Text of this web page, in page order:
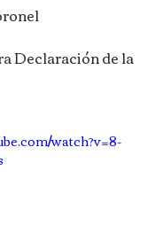
Declaración de la
watch?v=8-